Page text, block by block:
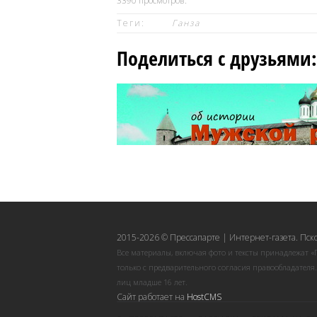
Теги:
Ганза
Поделиться с друзьями:
2015-2026 © Прессапарте | Интернет-газета.
Все материалы, включая фото и тексты принадлежат
только с предварительного согласия
лиц младше 16 лет.
Сайт работает на HostCMS